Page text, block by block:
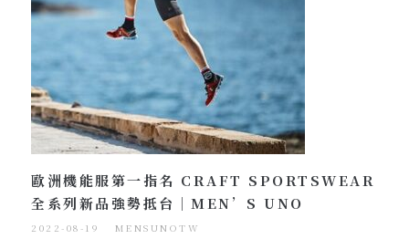
歐洲機能服第一指名 CRAFT SPORTSWEAR
全系列新品強勢抵台｜MEN’S UNO
2022-08-19 MENSUNOTW